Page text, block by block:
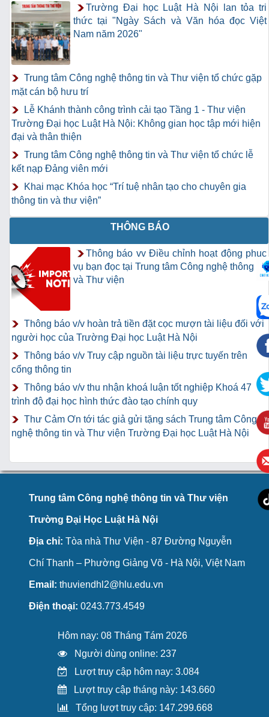
Trường Đại học Luật Hà Nội lan tỏa tri
thức tại "Ngày Sách và Văn hóa đọc Việt
Nam năm 2026"
Trung tâm Công nghệ thông tin và Thư viện tổ chức gặp
mặt cán bộ hưu trí
Lễ Khánh thành công trình cải tạo Tầng 1 - Thư viện
Trường Đại học Luật Hà Nội: Không gian học tập mới hiện
đại và thân thiện
Trung tâm Công nghệ thông tin và Thư viện tổ chức lễ
kết nạp Đảng viên mới
Khai mạc Khóa học “Trí tuệ nhân tạo cho chuyên gia
thông tin và thư viện”
THÔNG BÁO
Thông báo vv Điều chỉnh hoạt động phục
vụ bạn đọc tại Trung tâm Công nghệ thông tin
và Thư viện
Thông báo v/v hoàn trả tiền đặt cọc mượn tài liệu đối với
người học của Trường Đại học Luật Hà Nội
Thông báo v/v Truy cập nguồn tài liệu trực tuyến trên
cổng thông tin
Thông báo v/v thu nhận khoá luận tốt nghiệp Khoá 47
trình độ đại học hình thức đào tạo chính quy
Thư Cảm Ơn tới tác giả gửi tặng sách Trung tâm Công
nghệ thông tin và Thư viện Trường Đại học Luật Hà Nội
Trung tâm Công nghệ thông tin và Thư viện
Trường Đại Học Luật Hà Nội
Địa chỉ: Tòa nhà Thư Viện - 87 Đường Nguyễn
Chí Thanh – Phường Giảng Võ - Hà Nội, Việt Nam
Email: thuviendhl2@hlu.edu.vn
Điện thoại: 0243.773.4549
Hôm nay: 08 Tháng Tám 2026
Người dùng online: 237
Lượt truy cập hôm nay: 3.084
Lượt truy cập tháng này: 143.660
Tổng lượt truy cập: 147.299.668